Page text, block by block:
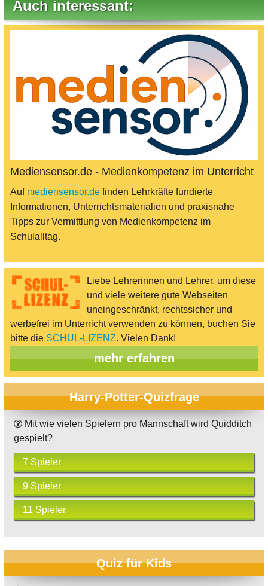
Auch interessant:
Mediensensor.de - Medienkompetenz im Unterricht
Auf mediensensor.de finden Lehrkräfte fundierte
Informationen, Unterrichtsmaterialien und praxisnahe
Tipps zur Vermittlung von Medienkompetenz im
Schulalltag.
Liebe Lehrerinnen und Lehrer, um diese
und viele weitere gute Webseiten
uneingeschränkt, rechtssicher und
werbefrei im Unterricht verwenden zu können, buchen Sie
bitte die SCHUL-LIZENZ. Vielen Dank!
mehr erfahren
Harry-Potter-Quizfrage
Mit wie vielen Spielern pro Mannschaft wird Quidditch
gespielt?
7 Spieler
9 Spieler
11 Spieler
Quiz für Kids